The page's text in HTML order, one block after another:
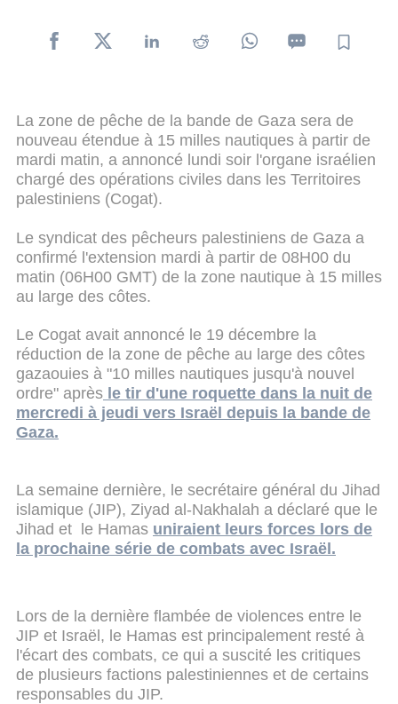
La zone de pêche de la bande de Gaza sera de
nouveau étendue à 15 milles nautiques à partir de
mardi matin, a annoncé lundi soir l'organe israélien
chargé des opérations civiles dans les Territoires
palestiniens (Cogat).
Le syndicat des pêcheurs palestiniens de Gaza a
confirmé l'extension mardi à partir de 08H00 du
matin (06H00 GMT) de la zone nautique à 15 milles
au large des côtes.
Le Cogat avait annoncé le 19 décembre la
réduction de la zone de pêche au large des côtes
gazaouies à "10 milles nautiques jusqu'à nouvel
ordre" après le tir d'une roquette dans la nuit de
mercredi à jeudi vers Israël depuis la bande de
Gaza.
La semaine dernière, le secrétaire général du Jihad
islamique (JIP), Ziyad al-Nakhalah a déclaré que le
Jihad et le Hamas uniraient leurs forces lors de
la prochaine série de combats avec Israël.
Lors de la dernière flambée de violences entre le
JIP et Israël, le Hamas est principalement resté à
l'écart des combats, ce qui a suscité les critiques
de plusieurs factions palestiniennes et de certains
responsables du JIP.